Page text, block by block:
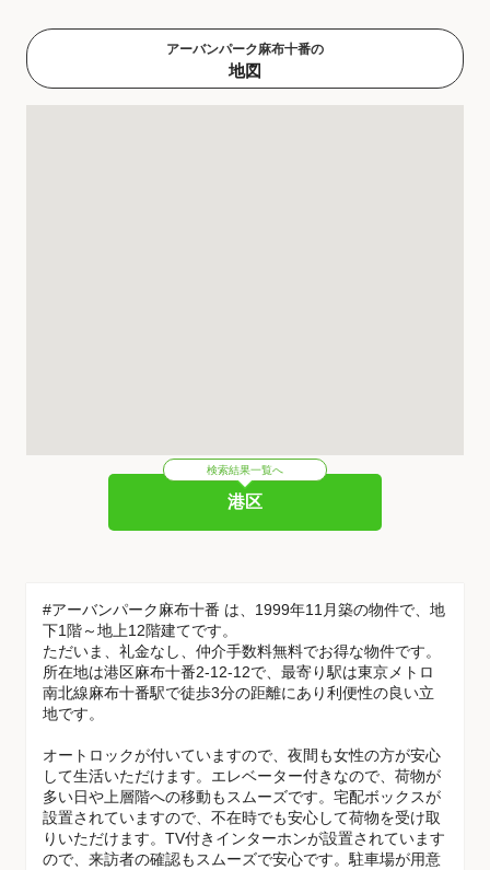
アーバンパーク麻布十番の
地図
検索結果一覧へ
港区
#アーバンパーク麻布十番 は、1999年11月築の物件で、地
下1階～地上12階建てです。
ただいま、礼金なし、仲介手数料無料でお得な物件です。
所在地は港区麻布十番2-12-12で、最寄り駅は東京メトロ
南北線麻布十番駅で徒歩3分の距離にあり利便性の良い立
地です。
オートロックが付いていますので、夜間も女性の方が安心
して生活いただけます。エレベーター付きなので、荷物が
多い日や上層階への移動もスムーズです。宅配ボックスが
設置されていますので、不在時でも安心して荷物を受け取
りいただけます。TV付きインターホンが設置されています
ので、来訪者の確認もスムーズで安心です。駐車場が用意